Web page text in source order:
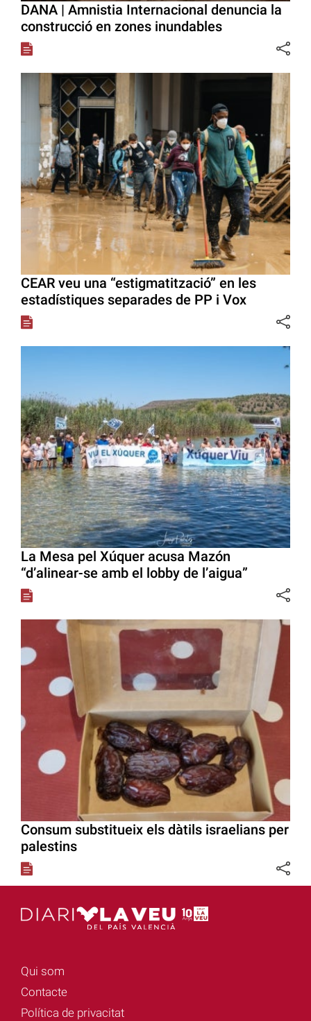
DANA | Amnistia Internacional denuncia la
construcció en zones inundables
CEAR veu una “estigmatització” en les
estadístiques separades de PP i Vox
La Mesa pel Xúquer acusa Mazón
“d’alinear-se amb el lobby de l’aigua”
Consum substitueix els dàtils israelians per
palestins
Qui som
Contacte
Política de privacitat